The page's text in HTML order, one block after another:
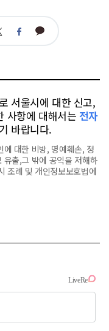
페 카
서울시에 대한 신고,
사항에 대해서는 전자
바랍니다.
대한 비방, 명예훼손, 정
출,그 밖에 공익을 저해하
조례 및 개인정보보호법에